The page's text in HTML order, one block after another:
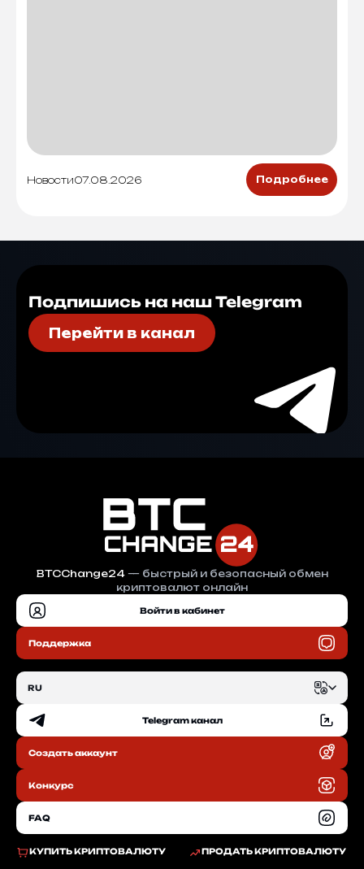
Новости07.08.2026 Подробнее
Подпишись на наш Telegram
Перейти в канал
BTCChange24— быстрый и безопасный обмен
криптовалют онлайн
Войти в кабинет
Поддержка
КУПИТЬ КРИПТОВАЛЮТУ ПРОДАТЬ КРИПТОВАЛЮТУ
RU
EN Telegram канал
Создать аккаунт
Конкурс
FAQ